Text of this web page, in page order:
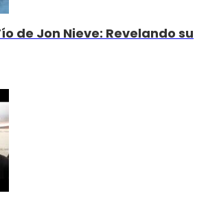
de Jon Nieve: Revelando su